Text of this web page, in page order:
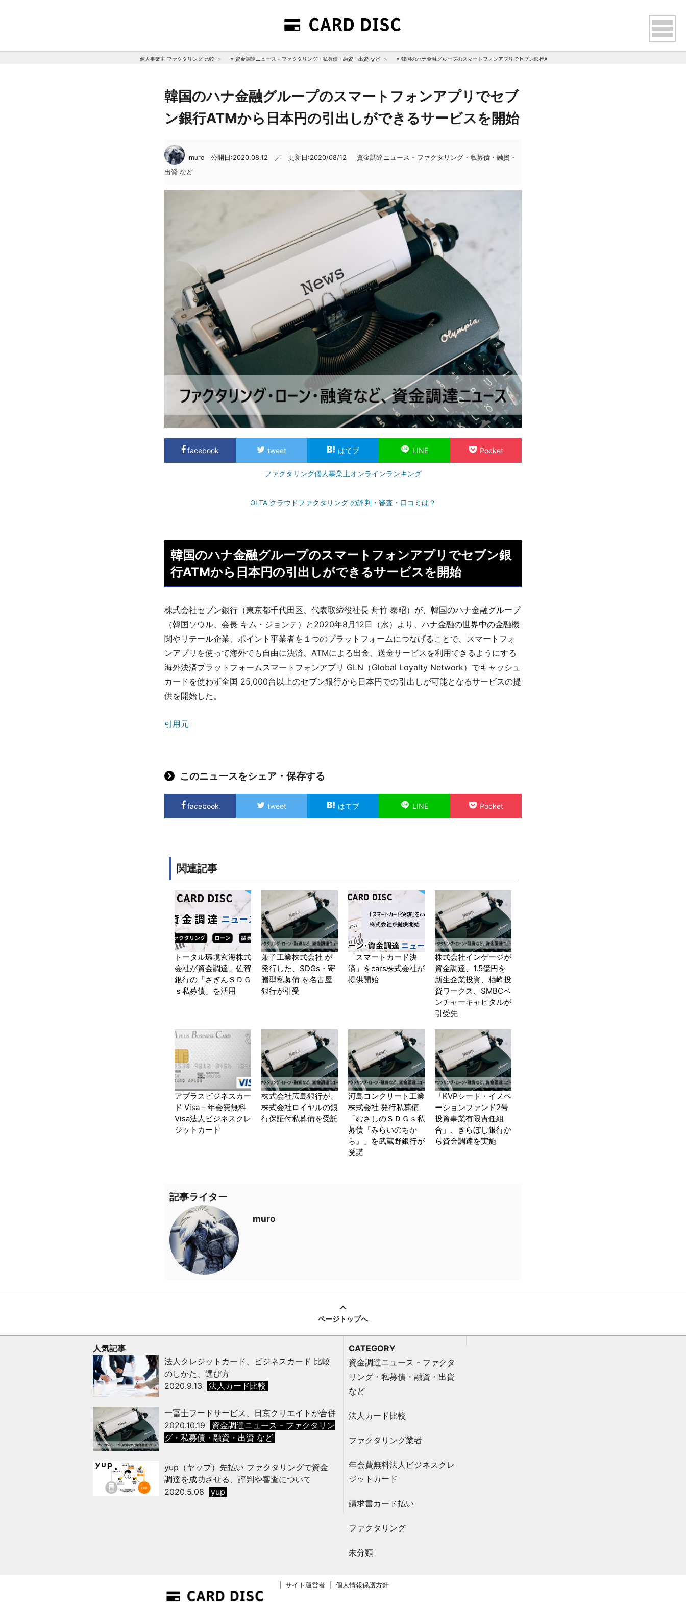
個人事業主 ファクタリング 比較 » 資金調達ニュース - ファクタリング・私募債・融資・出資 など » 韓国のハナ金融グループのスマートフォンアプリでセブン銀行ATMから日本円の引出しができるサービスを開始
韓国のハナ金融グループのスマートフォンアプリでセブ
ン銀行ATMから日本円の引出しができるサービスを開始
muro 公開日:2020.08.12 ／ 更新日:2020/08/12
資金調達ニュース - ファクタリング・私募債・融資・
出資 など
facebook tweet はてブ LINE Pocket
ファクタリング個人事業主オンラインランキング
OLTA クラウドファクタリング の評判・審査・口コミは？
韓国のハナ金融グループのスマートフォンアプリでセブン銀
行ATMから日本円の引出しができるサービスを開始
株式会社セブン銀行（東京都千代田区、代表取締役社長 舟竹 泰昭）が、韓国のハナ金融グループ
（韓国ソウル、会長 キム・ジョンテ）と2020年8月12日（水）より、ハナ金融の世界中の金融機
関やリテール企業、ポイント事業者を１つのプラットフォームにつなげることで、スマートフォ
ンアプリを使って海外でも自由に決済、ATMによる出金、送金サービスを利用できるようにする
海外決済プラットフォームスマートフォンアプリ GLN（Global Loyalty Network）でキャッシュ
カードを使わず全国 25,000台以上のセブン銀行から日本円での引出しが可能となるサービスの提
供を開始した。
引用元
このニュースをシェア・保存する
facebook tweet はてブ LINE Pocket
関連記事
トータル環境玄海株式
会社が資金調達、佐賀
銀行の「さぎんＳＤＧ
ｓ私募債」を活用
兼子工業株式会社 が
発行した、SDGs・寄
贈型私募債 を名古屋
銀行が引受
「スマートカード決
済」をcars株式会社が
提供開始
株式会社インゲージが
資金調達、1.5億円を
新生企業投資、栖峰投
資ワークス、SMBCベ
ンチャーキャピタルが
引受先
アプラスビジネスカー
ド Visa – 年会費無料
Visa法人ビジネスクレ
ジットカード
株式会社広島銀行が、
株式会社ロイヤルの銀
行保証付私募債を受託
河島コンクリート工業
株式会社 発行私募債
「むさしのＳＤＧｓ私
募債『みらいのちか
ら』」を武蔵野銀行が
受諾
「KVPシード・イノベ
ーションファンド2号
投資事業有限責任組
合」、きらぼし銀行か
ら資金調達を実施
記事ライター
muro
ページトップへ
人気記事
法人クレジットカード、ビジネスカード 比較
のしかた、選び方
2020.9.13
法人カード比較
一冨士フードサービス、日京クリエイトが合併
2020.10.19
資金調達ニュース - ファクタリン
グ・私募債・融資・出資 など
yup（ヤップ）先払い ファクタリングで資金
調達を成功させる、評判や審査について
2020.5.08
yup
CATEGORY
資金調達ニュース - ファクタ
リング・私募債・融資・出資
など
法人カード比較
ファクタリング業者
年会費無料法人ビジネスクレ
ジットカード
請求書カード払い
ファクタリング
未分類
サイト運営者 個人情報保護方針